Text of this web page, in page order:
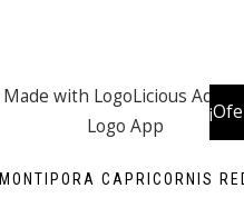
MONTIPORA CAPRICORNIS